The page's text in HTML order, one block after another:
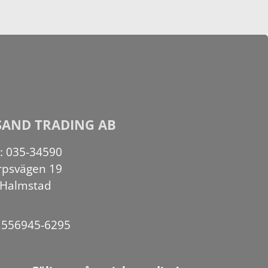
TRADING AB
035-34590
19
6295